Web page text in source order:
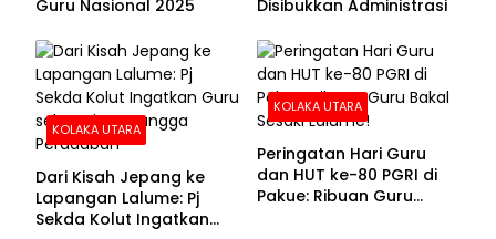
Guru Nasional 2025
Disibukkan Administrasi
KOLAKA UTARA
Dari Kisah Jepang ke
Lapangan Lalume: Pj
Sekda Kolut Ingatkan
KOLAKA UTARA
Peringatan Hari Guru
dan HUT ke-80 PGRI di
Pakue: Ribuan Guru